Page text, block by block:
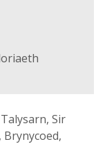
Sir
Brynycoed,